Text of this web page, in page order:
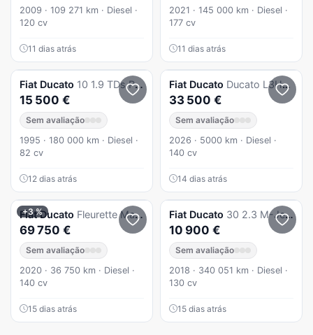
2009 · 109 271 km · Diesel ·
120 cv
11 dias atrás
2021 · 145 000 km · Diesel ·
177 cv
11 dias atrás
Fiat Ducato 10 1.9 TDs Panorama
15 500 €
Sem avaliação
1995 · 180 000 km · Diesel ·
82 cv
12 dias atrás
Fiat Ducato Ducato L3H2 3.3T 2.2
33 500 €
Sem avaliação
2026 · 5000 km · Diesel ·
140 cv
14 dias atrás
+3 %
Fiat Ducato Fleurette Mayflower 69 2.3
69 750 €
Sem avaliação
2020 · 36 750 km · Diesel ·
140 cv
15 dias atrás
Fiat Ducato 30 2.3 M-Jet CH1 9L
10 900 €
Sem avaliação
2018 · 340 051 km · Diesel ·
130 cv
15 dias atrás